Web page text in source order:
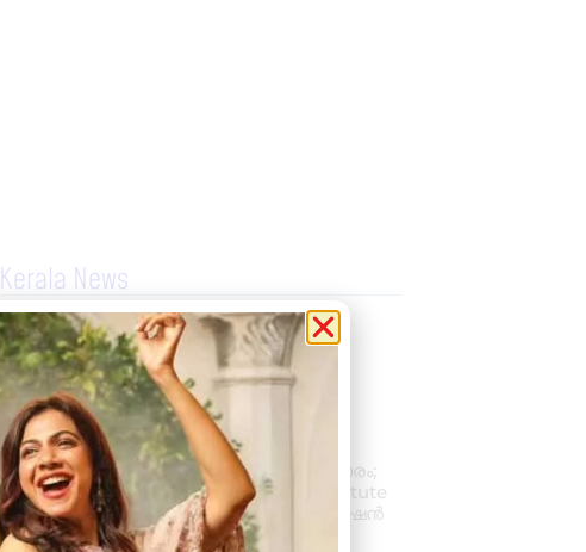
Kerala News
കല്ലമ്പലത്ത് നിരോധിത
പുകയില ഉത്പന്നങ്ങൾ
പിടികൂടി.
August 8, 2026
പ്രൊഫഷണൽ
അക്കൗണ്ടന്റാകാൻ അവസരം;
കിലിമാനൂരിൽ Elixer Institute
Of Accounting-ൽ അഡ്മിഷൻ
ആരംഭിച്ചു